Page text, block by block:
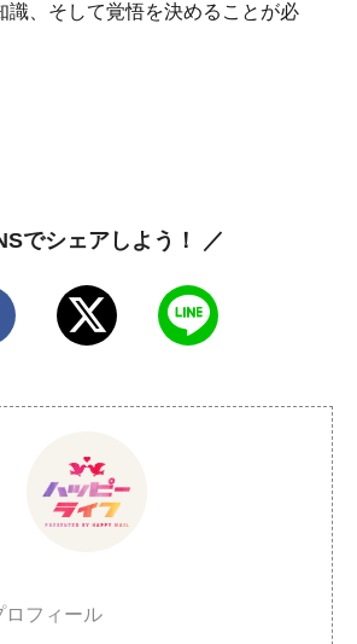
識、そして覚悟を決めることが必
でシェアしよう！ ／
ロフィール